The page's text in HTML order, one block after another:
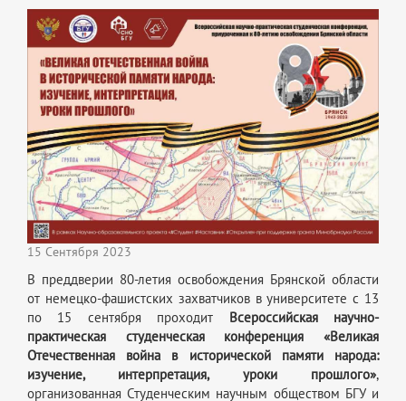
15 Сентября 2023
В преддверии 80-летия освобождения Брянской области
от немецко-фашистских захватчиков в университете с 13
по 15 сентября проходит Всероссийская научно-
практическая студенческая конференция «Великая
Отечественная война в исторической памяти народа:
изучение, интерпретация, уроки прошлого»,
организованная Студенческим научным обществом БГУ и